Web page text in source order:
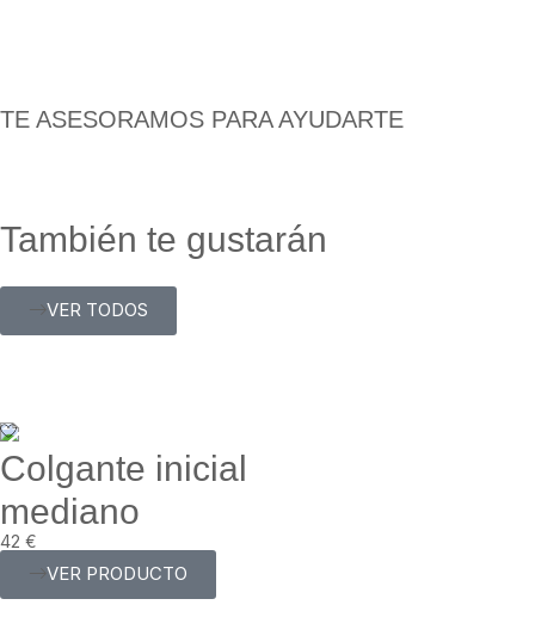
TE ASESORAMOS PARA AYUDARTE
También te gustarán
VER TODOS
Colgante inicial
mediano
42 €
VER PRODUCTO